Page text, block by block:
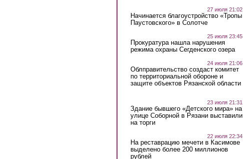
27 июля 21:02
Начинается благоустройство «Тропы
Паустовского» в Солотче
25 июля 23:45
Прокуратура нашла нарушения
режима охраны Сегденского озера
24 июля 21:06
Облправительство создаст комитет
по территориальной обороне и
защите объектов Рязанской области
23 июля 21:31
Здание бывшего «Детского мира» на
улице Соборной в Рязани выставили
на торги
22 июля 22:34
На реставрацию мечети в Касимове
выделено более 200 миллионов
рублей